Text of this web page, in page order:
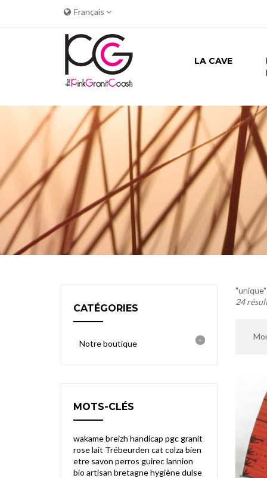
Français
LA CAVE
CATÉGORIES
Notre boutique
MOTS-CLÉS
wakamebreizh handicap pgcgranit
roselait Trébeurden cat colza bien
etre savon perros guireclannion
bio artisan bretagnehygiènedulse
"unique"
24